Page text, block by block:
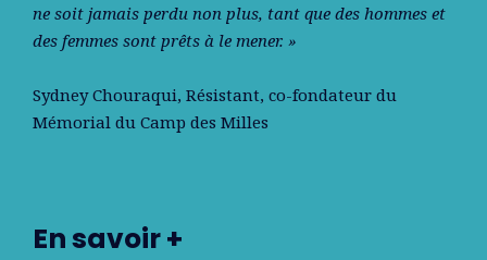
ne soit jamais perdu non plus, tant que des hommes et
des femmes sont prêts à le mener. »
Sydney Chouraqui, Résistant, co-fondateur du
Mémorial du Camp des Milles
En savoir +